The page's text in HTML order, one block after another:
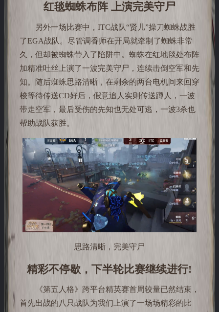
红毯蜘蛛布阵 上演完美守尸
另外一场比赛中，ITC战队“贤儿”操刀蜘蛛战胜
了EGA战队。尽管调香师在开局就牵制了蜘蛛非常
久，但却被蜘蛛带入了陷阱中。蜘蛛在红地毯处布阵
加精准吐丝上演了一波完美守尸，连续击倒空军和先
知。随后蜘蛛思路清晰，在剩余的两台电机间来回穿
梭等待传送CD好后，假意追人实则传送蹲人，一波
带走空军，最后受伤的先知也无处可逃，一波3杀也
帮助战队获胜。
思路清晰，完美守尸
精彩不停歇，下半轮比赛继续进行!
《第五人格》跨平台精英赛首周较量已然结束，
首先出战的八只战队为我们上演了一场场精彩的比